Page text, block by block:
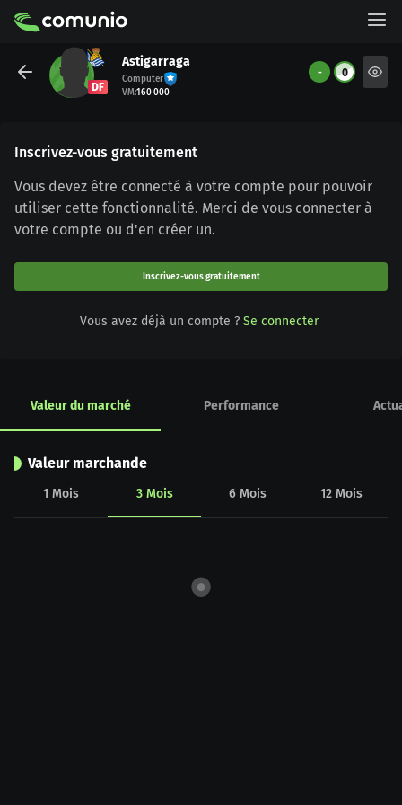
DF
Astigarraga
Computer
VM:160 000
- 0
Inscrivez-vous gratuitement
Vous devez être connecté à votre compte pour pouvoir
utiliser cette fonctionnalité. Merci de vous connecter à
votre compte ou d'en créer un.
Inscrivez-vous gratuitement
Vous avez déjà un compte ? Se connecter
Valeur du marché Performance
Valeur marchande
1 Mois 3 Mois 6 Mois 12 Mois